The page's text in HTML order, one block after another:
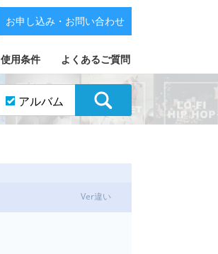
使用条件 よくあるご質問
お申し込み・お問い合わせ
アルバム
Ver違い